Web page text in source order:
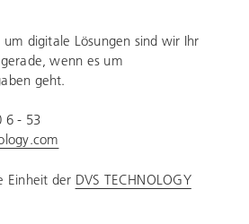
um digitale Lösungen sind wir Ihr
wenn es um
geht.
6 - 53
Einheit der DVS TECHNOLOGY